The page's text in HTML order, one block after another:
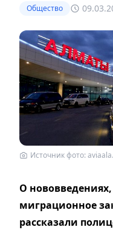
Общество
Источник фото:
О
миграционное
рассказали